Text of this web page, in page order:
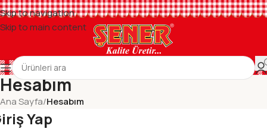
Skip to navigation
Skip to main content
Hesabım
Ana Sayfa/Hesabım
Yap